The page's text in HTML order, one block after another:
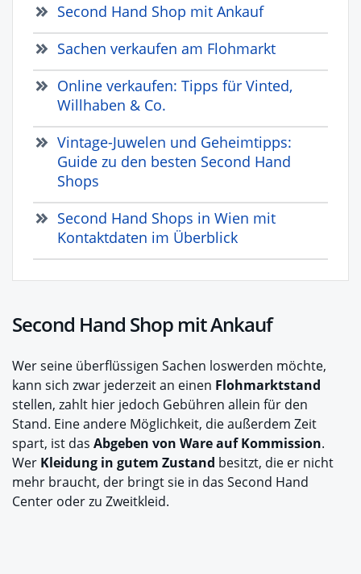
Second Hand Shop mit Ankauf
Sachen verkaufen am Flohmarkt
Online verkaufen: Tipps für Vinted,
Willhaben & Co.
Vintage-Juwelen und Geheimtipps:
Guide zu den besten Second Hand
Shops
Second Hand Shops in Wien mit
Kontaktdaten im Überblick
Second Hand Shop mit Ankauf
Wer seine überflüssigen Sachen loswerden möchte,
kann sich zwar jederzeit an einen Flohmarktstand
stellen, zahlt hier jedoch Gebühren allein für den
Stand. Eine andere Möglichkeit, die außerdem Zeit
spart, ist das Abgeben von Ware auf Kommission.
Wer Kleidung in gutem Zustand besitzt, die er nicht
mehr braucht, der bringt sie in das Second Hand
Center oder zu Zweitkleid.